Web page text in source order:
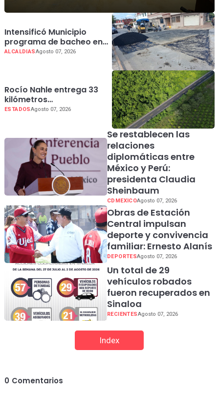
Intensificó Municipio
programa de bacheo en
cuatro colonias de
ALCALDIASAgosto 07, 2026
Rocío Nahle entrega 33
kilómetros
completamente
Tihuatlán
ESTADOSAgosto 07, 2026
Se restablecen las
relaciones
diplomáticas entre
México y Perú:
presidenta Claudia
Sheinbaum
CDMEXICOAgosto 07, 2026
Obras de Estación
Central impulsan
deporte y convivencia
familiar: Ernesto Alanís
DEPORTESAgosto 07, 2026
Un total de 29
vehículos robados
fueron recuperados en
Sinaloa
RECIENTESAgosto 07, 2026
Index
0 Comentarios